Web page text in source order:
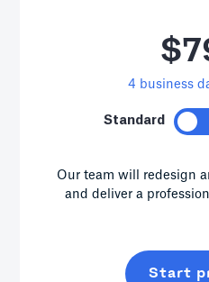
4 business
Standard
Our team will redesign
and deliver a
Start